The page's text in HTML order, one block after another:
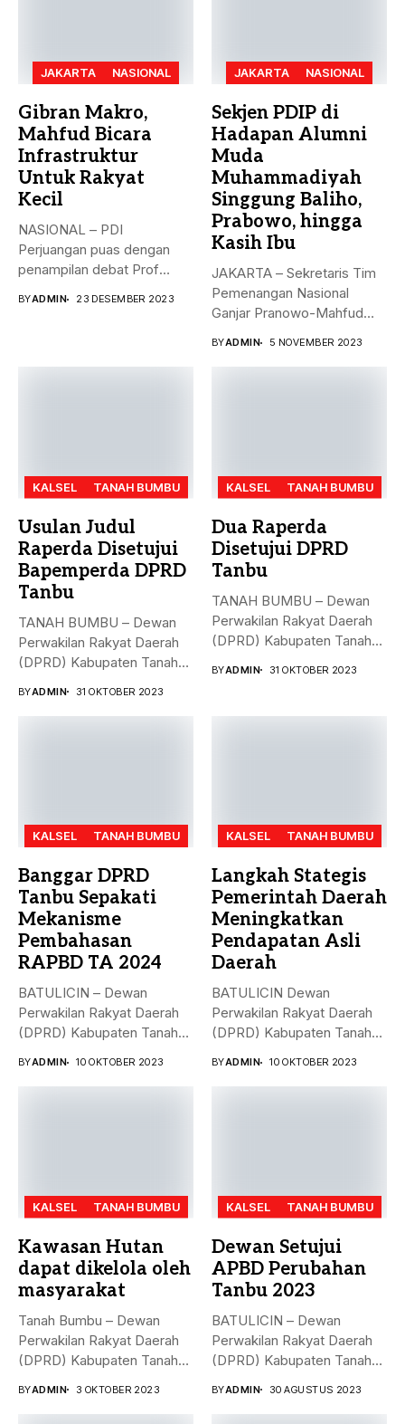
JAKARTA NASIONAL
Gibran Makro,
Mahfud Bicara
Infrastruktur
Untuk Rakyat
Kecil
NASIONAL – PDI
Perjuangan puas dengan
penampilan debat Prof
BYADMIN 23 DESEMBER 2023
JAKARTA NASIONAL
Sekjen PDIP di
Hadapan Alumni
Muda
Muhammadiyah
Singgung Baliho,
Prabowo, hingga
Kasih Ibu
JAKARTA – Sekretaris Tim
Pemenangan Nasional
Ganjar Pranowo-Mahfud
BYADMIN 5 NOVEMBER 2023
KALSEL TANAH BUMBU
Usulan Judul
Raperda Disetujui
Bapemperda DPRD
Tanbu
TANAH BUMBU – Dewan
Perwakilan Rakyat Daerah
(DPRD) Kabupaten Tanah
BYADMIN 31 OKTOBER 2023
KALSEL TANAH BUMBU
Dua Raperda
Disetujui DPRD
Tanbu
TANAH BUMBU – Dewan
Perwakilan Rakyat Daerah
(DPRD) Kabupaten Tanah
BYADMIN 31 OKTOBER 2023
KALSEL TANAH BUMBU
Banggar DPRD
Tanbu Sepakati
Mekanisme
Pembahasan
RAPBD TA 2024
BATULICIN – Dewan
Perwakilan Rakyat Daerah
(DPRD) Kabupaten Tanah
BYADMIN 10 OKTOBER 2023
KALSEL TANAH BUMBU
Langkah Stategis
Pemerintah Daerah
Meningkatkan
Pendapatan Asli
Daerah
BATULICIN Dewan
Perwakilan Rakyat Daerah
(DPRD) Kabupaten Tanah
BYADMIN 10 OKTOBER 2023
KALSEL TANAH BUMBU
Kawasan Hutan
dapat dikelola oleh
masyarakat
Tanah Bumbu – Dewan
Perwakilan Rakyat Daerah
(DPRD) Kabupaten Tanah
BYADMIN 3 OKTOBER 2023
KALSEL TANAH BUMBU
Dewan Setujui
APBD Perubahan
Tanbu 2023
BATULICIN – Dewan
Perwakilan Rakyat Daerah
(DPRD) Kabupaten Tanah
BYADMIN 30 AGUSTUS 2023